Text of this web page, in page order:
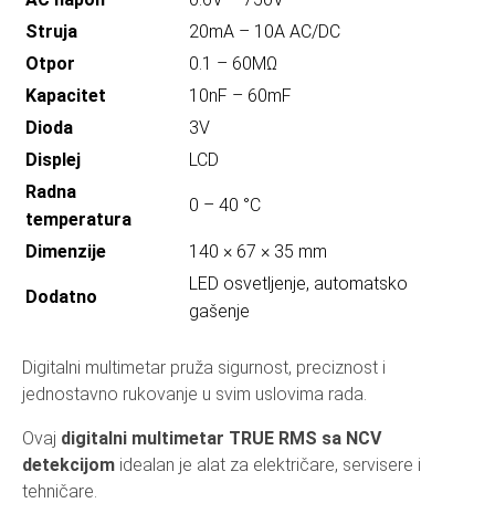
Struja
20mA – 10A AC/DC
Otpor
0.1 – 60MΩ
Kapacitet
10nF – 60mF
Dioda
3V
Displej
LCD
Radna
temperatura
0 – 40 °C
Dimenzije 140 × 67 × 35 mm
Dodatno
LED osvetljenje, automatsko
gašenje
Digitalni multimetar pruža sigurnost, preciznost i
jednostavno rukovanje u svim uslovima rada.
Ovaj digitalni multimetar TRUE RMS sa NCV
detekcijom idealan je alat za električare, servisere i
tehničare.